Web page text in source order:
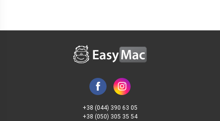
+38 (044) 390 63 05
+38 (050) 305 35 54